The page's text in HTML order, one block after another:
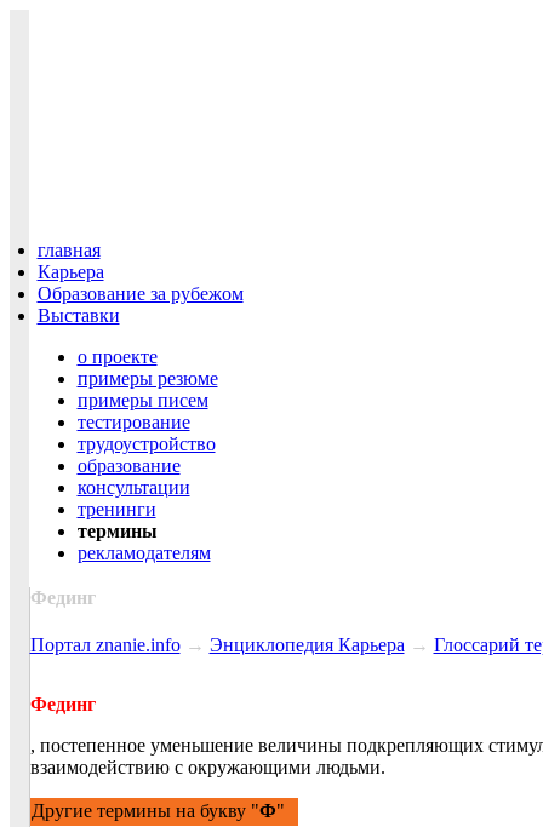
главная
Карьера
Образование за рубежом
Выставки
о проекте
примеры резюме
примеры писем
тестирование
трудоустройство
образование
консультации
тренинги
термины
рекламодателям
Фединг
Портал znanie.info→ Энциклопедия Карьера → Глосcарий
Фединг
, постепенное уменьшение величины подкрепляющих
взаимодействию с окружающими людьми.
Другие термины на букву "Ф"